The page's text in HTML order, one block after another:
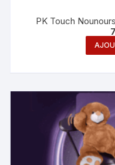
PK Touch